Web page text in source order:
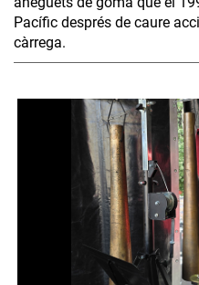
Pacífic després de caure
càrrega.